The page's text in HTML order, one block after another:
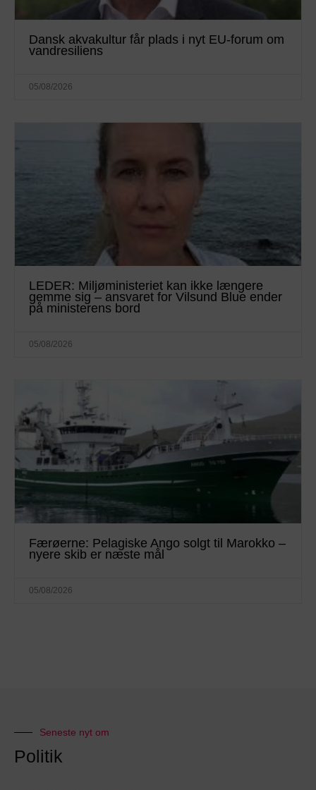
Dansk akvakultur får plads i nyt EU-forum om
vandresiliens
05/08/2026
LEDER: Miljøministeriet kan ikke længere
gemme sig – ansvaret for Vilsund Blue ender
på ministerens bord
05/08/2026
Færøerne: Pelagiske Ango solgt til Marokko –
nyere skib er næste mål
05/08/2026
Seneste nyt om
Politik